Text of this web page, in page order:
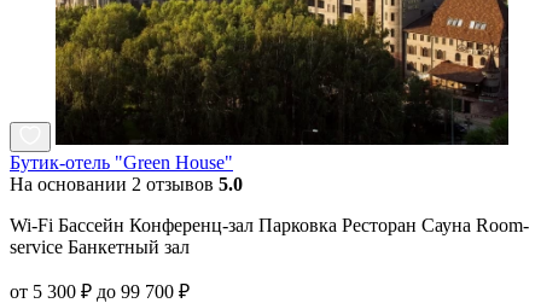
Бутик-отель "Green House"
На основании 2 отзывов 5.0
Wi-Fi Бассейн Конференц-зал Парковка Ресторан Сауна Room-
service Банкетный зал
от 5 300 ₽ до 99 700 ₽